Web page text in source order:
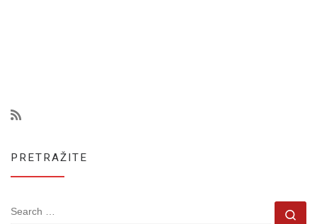
PRETRAŽITE
SEARCH